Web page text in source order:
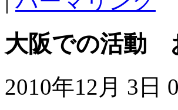
大阪での活動
2010年12月 3日